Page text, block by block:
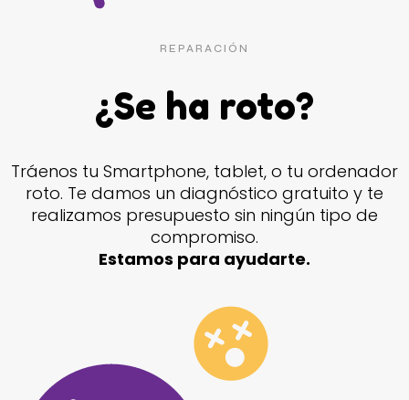
REPARACIÓN
¿Se ha roto?
Tráenos tu Smartphone, tablet, o tu ordenador
roto. Te damos un diagnóstico gratuito y te
realizamos presupuesto sin ningún tipo de
compromiso.
Estamos para ayudarte.